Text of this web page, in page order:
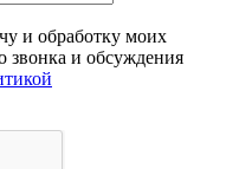
и обработку моих
звонка и обсуждения